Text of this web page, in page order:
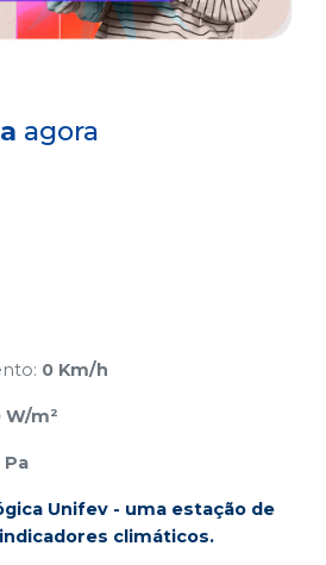
agora
0 Km/h
W/m²
Pa
Unifev - uma estação de
climáticos.